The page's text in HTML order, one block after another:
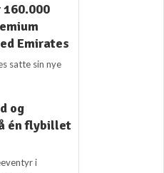
160.000
Emirates
satte sin nye
og
én flybillet
i